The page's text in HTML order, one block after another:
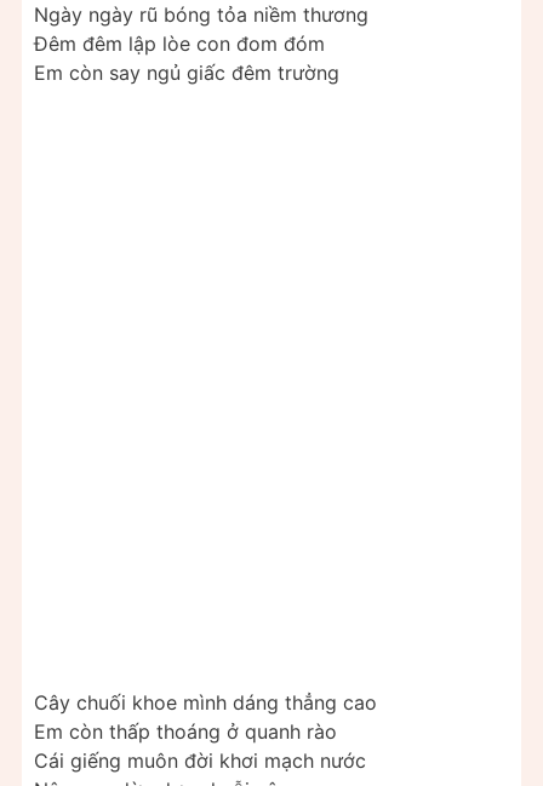
Ngày ngày rũ bóng tỏa niềm thương
Đêm đêm lập lòe con đom đóm
Em còn say ngủ giấc đêm trường
Cây chuối khoe mình dáng thẳng cao
Em còn thấp thoáng ở quanh rào
Cái giếng muôn đời khơi mạch nước